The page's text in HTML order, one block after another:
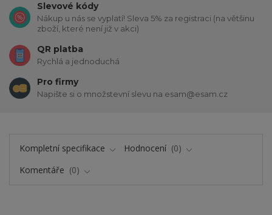
Slevové kódy
Nákup u nás se vyplatí! Sleva 5% za registraci (na většinu
zboží, které není již v akci)
QR platba
Rychlá a jednoduchá
Pro firmy
Napište si o množstevní slevu na esam@esam.cz
Kompletní specifikace Hodnocení
0
Komentáře
0